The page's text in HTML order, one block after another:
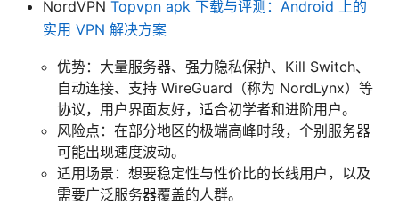
NordVPN Topvpn apk 下载与评测：Android 上的
实用 VPN 解决方案
优势：大量服务器、强力隐私保护、Kill Switch、
自动连接、支持 WireGuard（称为 NordLynx）等
协议，用户界面友好，适合初学者和进阶用户。
风险点：在部分地区的极端高峰时段，个别服务器
可能出现速度波动。
适用场景：想要稳定性与性价比的长线用户，以及
需要广泛服务器覆盖的人群。